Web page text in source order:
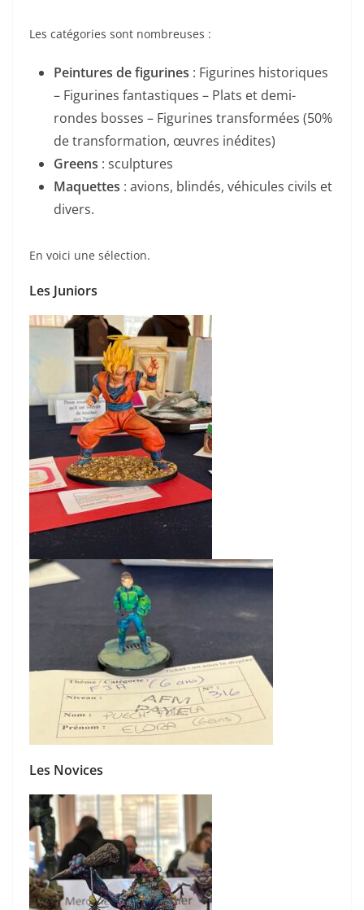
Les catégories sont nombreuses :
Peintures de figurines : Figurines historiques
– Figurines fantastiques – Plats et demi-
rondes bosses – Figurines transformées (50%
de transformation, œuvres inédites)
Greens : sculptures
Maquettes : avions, blindés, véhicules civils et
divers.
En voici une sélection.
Les Juniors
Les Novices